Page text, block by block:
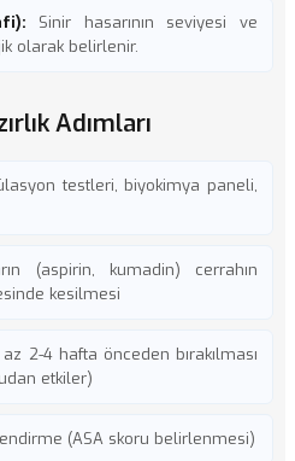
Sinir hasarının seviyesi ve
olarak belirlenir.
Adımları
testleri, biyokimya paneli,
(aspirin, kumadin) cerrahın
kesilmesi
2-4 hafta önceden bırakılması
etkiler)
(ASA skoru belirlenmesi)